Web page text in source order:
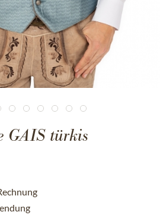
GAIS türkis